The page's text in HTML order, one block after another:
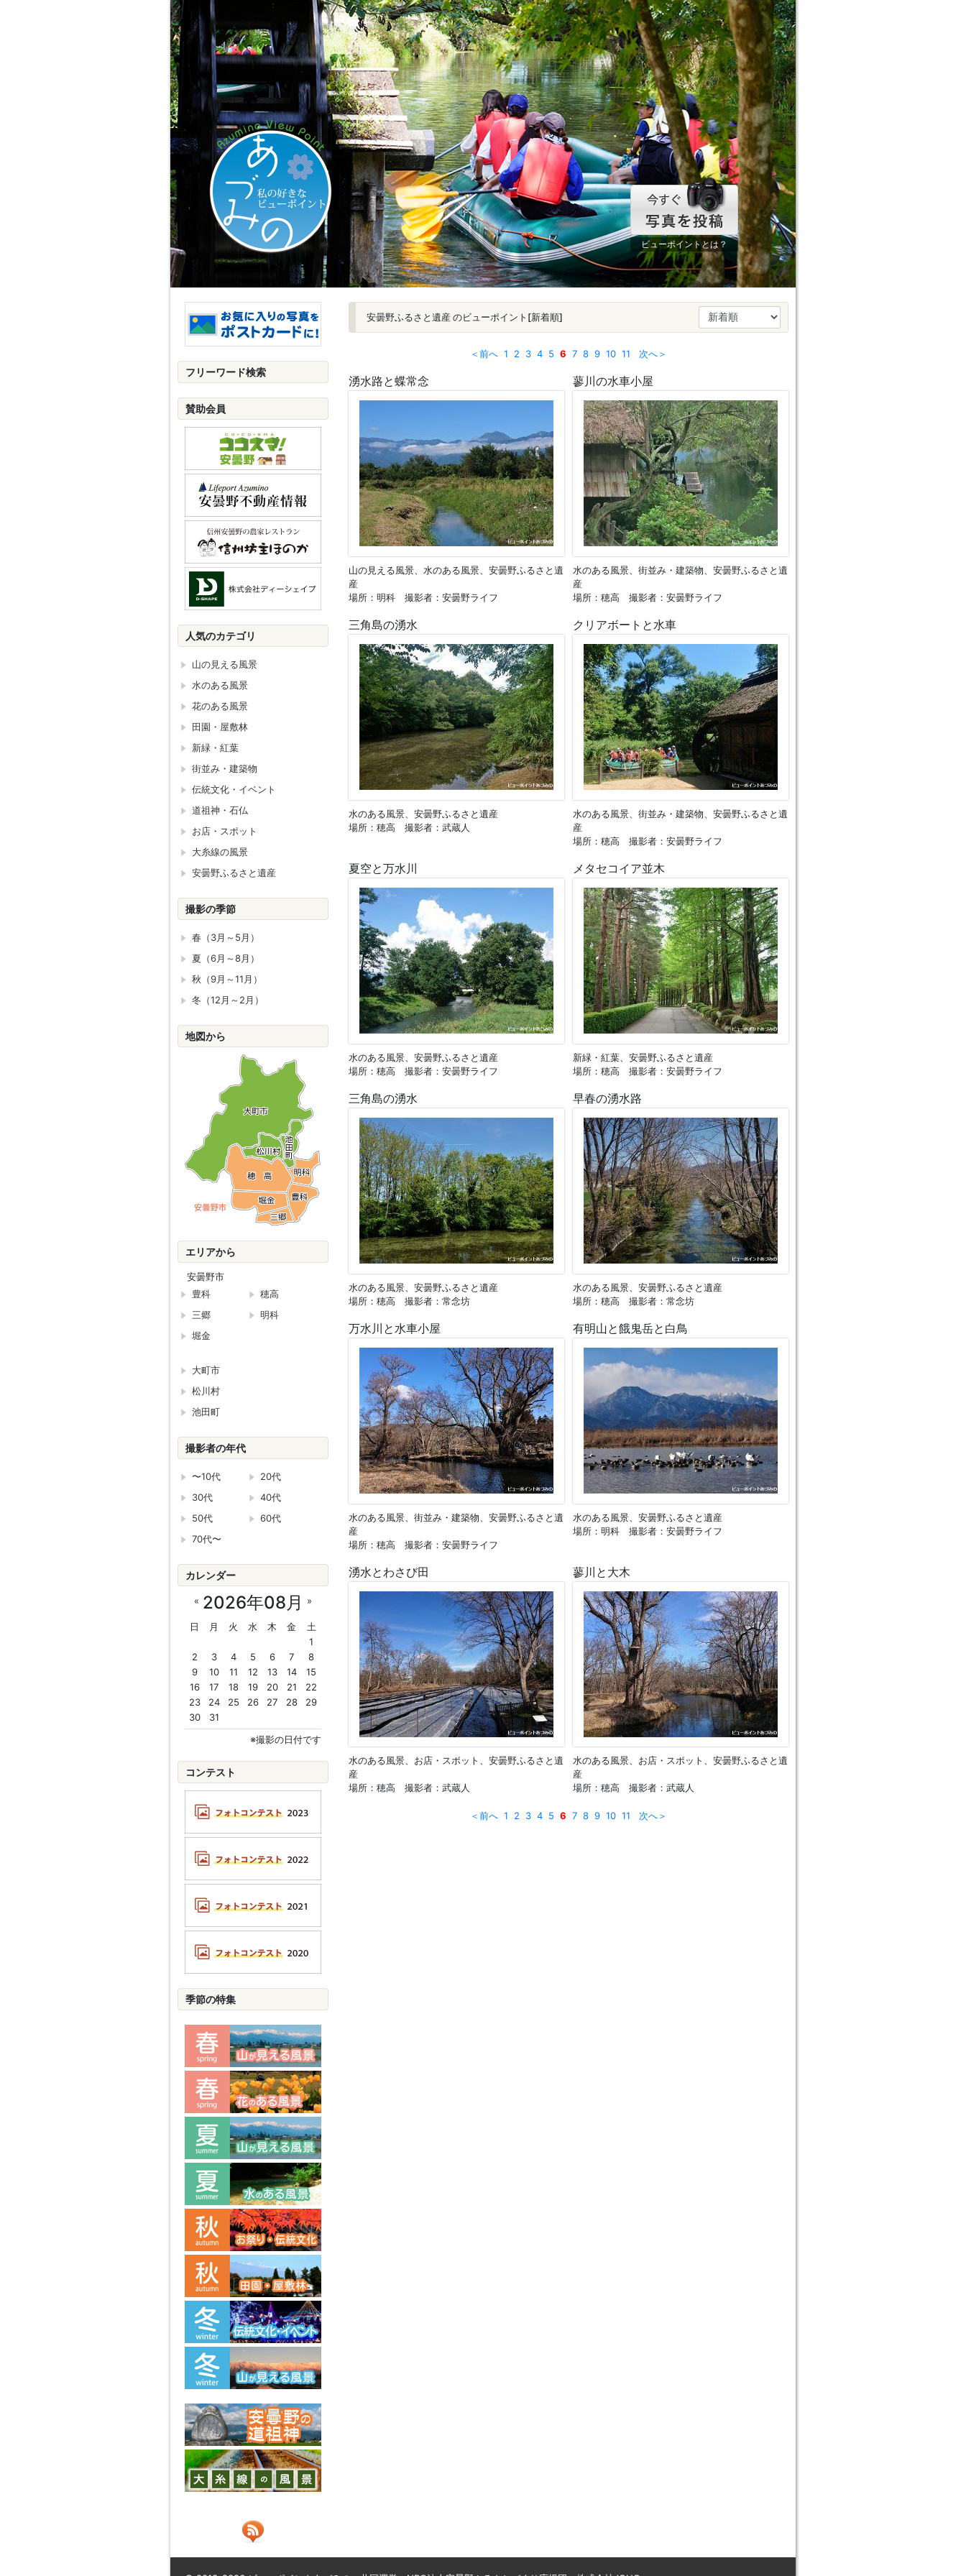
ビューポイントとは？
安曇野ふるさと遺産 のビューポイント[新着順]
＜前へ 1 2 3 4 5 6 7 8 9 10 11 次へ＞
湧水路と蝶常念
山の見える風景、水のある風景、安曇野ふるさと遺
産
場所：明科 撮影者：安曇野ライフ
蓼川の水車小屋
水のある風景、街並み・建築物、安曇野ふるさと遺
産
場所：穂高 撮影者：安曇野ライフ
三角島の湧水
水のある風景、安曇野ふるさと遺産
場所：穂高 撮影者：武蔵人
クリアボートと水車
水のある風景、街並み・建築物、安曇野ふるさと遺
産
場所：穂高 撮影者：安曇野ライフ
夏空と万水川
水のある風景、安曇野ふるさと遺産
場所：穂高 撮影者：安曇野ライフ
メタセコイア並木
新緑・紅葉、安曇野ふるさと遺産
場所：穂高 撮影者：安曇野ライフ
三角島の湧水
水のある風景、安曇野ふるさと遺産
場所：穂高 撮影者：常念坊
早春の湧水路
水のある風景、安曇野ふるさと遺産
場所：穂高 撮影者：常念坊
万水川と水車小屋
水のある風景、街並み・建築物、安曇野ふるさと遺
産
場所：穂高 撮影者：安曇野ライフ
有明山と餓鬼岳と白鳥
水のある風景、安曇野ふるさと遺産
場所：明科 撮影者：安曇野ライフ
湧水とわさび田
水のある風景、お店・スポット、安曇野ふるさと遺
産
場所：穂高 撮影者：武蔵人
蓼川と大木
水のある風景、お店・スポット、安曇野ふるさと遺
産
場所：穂高 撮影者：武蔵人
＜前へ 1 2 3 4 5 6 7 8 9 10 11 次へ＞
フリーワード検索
賛助会員
人気のカテゴリ
山の見える風景
水のある風景
花のある風景
田園・屋敷林
新緑・紅葉
街並み・建築物
伝統文化・イベント
道祖神・石仏
お店・スポット
大糸線の風景
安曇野ふるさと遺産
撮影の季節
春（3月～5月）
夏（6月～8月）
秋（9月～11月）
冬（12月～2月）
地図から
エリアから
安曇野市
豊科
穂高
三郷
明科
堀金
大町市
松川村
池田町
撮影者の年代
〜10代
20代
30代
40代
50代
60代
70代〜
カレンダー
2026年08月
« »
日 月 火 水 木 金
土
1
2
3 4 5 6 7
8
9
10 11 12 13 14
15
16
17 18 19 20 21
22
23
24 25 26 27 28
29
30
31
※撮影の日付です
コンテスト
季節の特集